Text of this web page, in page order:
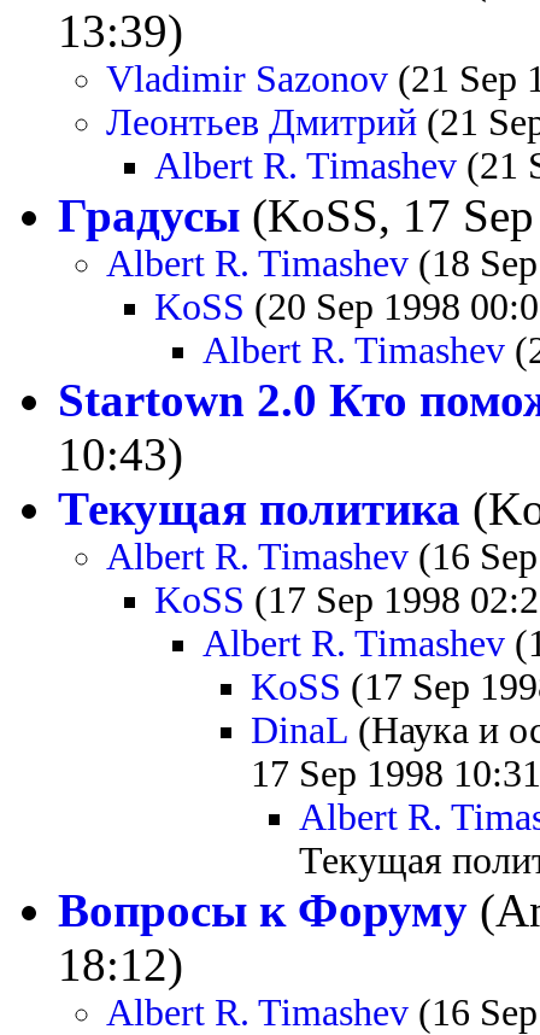
13:39)
Vladimir Sazonov (21 Sep
Леонтьев Дмитрий (21
Albert R. Timashev (21
Градусы (KoSS, 17
Albert R. Timashev (18
KoSS (20 Sep 1998
Albert R. Timashev
Startown 2.0 Кто
10:43)
Текущая политика
Albert R. Timashev (16
KoSS (17 Sep 1998
Albert R. Timashev
KoSS (17 Sep
DinaL (Наука и
17 Sep 1998
Albert R.
Текущая
Вопросы к Форуму
18:12)
Albert R. Timashev (16